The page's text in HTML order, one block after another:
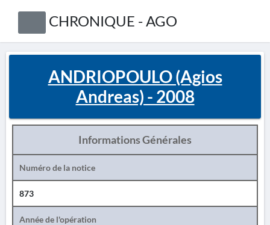
CHRONIQUE - AGO
ANDRIOPOULO (Agios
Andreas) - 2008
Informations Générales
Numéro de la notice
873
Année de l'opération